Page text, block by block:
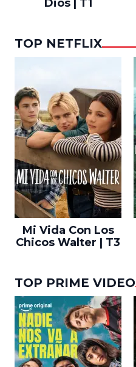
Dios | T1
TOP NETFLIX
Mi Vida Con Los
Chicos Walter | T3
TOP PRIME VIDEO